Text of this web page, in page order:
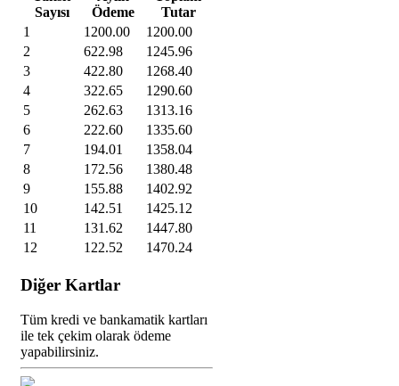
Sayısı
Ödeme
Tutar
1
1200.00
1200.00
2
622.98
1245.96
3
422.80
1268.40
4
322.65
1290.60
5
262.63
1313.16
6
222.60
1335.60
7
194.01
1358.04
8
172.56
1380.48
9
155.88
1402.92
10
142.51
1425.12
11
131.62
1447.80
12
122.52 1470.24
Diğer Kartlar
Tüm kredi ve bankamatik kartları
ile tek çekim olarak ödeme
yapabilirsiniz.